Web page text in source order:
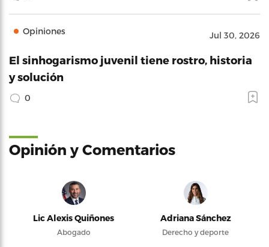
Opiniones Jul 30, 2026
El sinhogarismo juvenil tiene rostro, historia
y solución
0
Opinión y Comentarios
Lic Alexis Quiñones
Abogado
Adriana Sánchez
Derecho y deporte